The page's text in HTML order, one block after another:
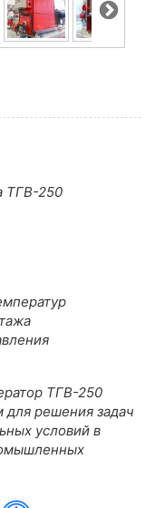
ТГВ-250
ТГВ-250
решения задач
условий в